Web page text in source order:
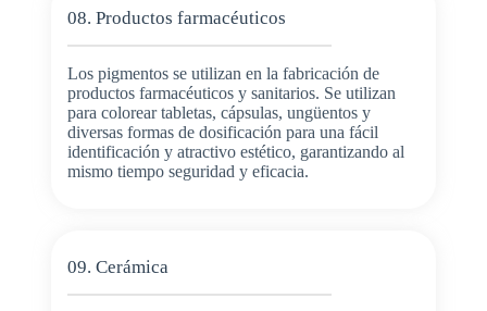
08. Productos farmacéuticos
Los pigmentos se utilizan en la fabricación de
productos farmacéuticos y sanitarios. Se utilizan
para colorear tabletas, cápsulas, ungüentos y
diversas formas de dosificación para una fácil
identificación y atractivo estético, garantizando al
mismo tiempo seguridad y eficacia.
09. Cerámica